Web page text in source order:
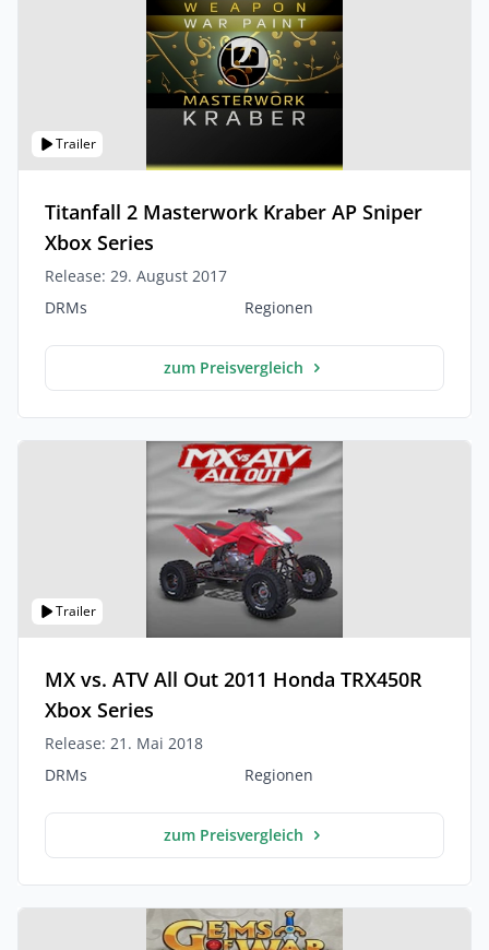
Trailer
Titanfall 2 Masterwork Kraber AP Sniper
Xbox Series
Release: 29. August 2017
DRMs
Regionen
zum Preisvergleich
Trailer
MX vs. ATV All Out 2011 Honda TRX450R
Xbox Series
Release: 21. Mai 2018
DRMs
Regionen
zum Preisvergleich